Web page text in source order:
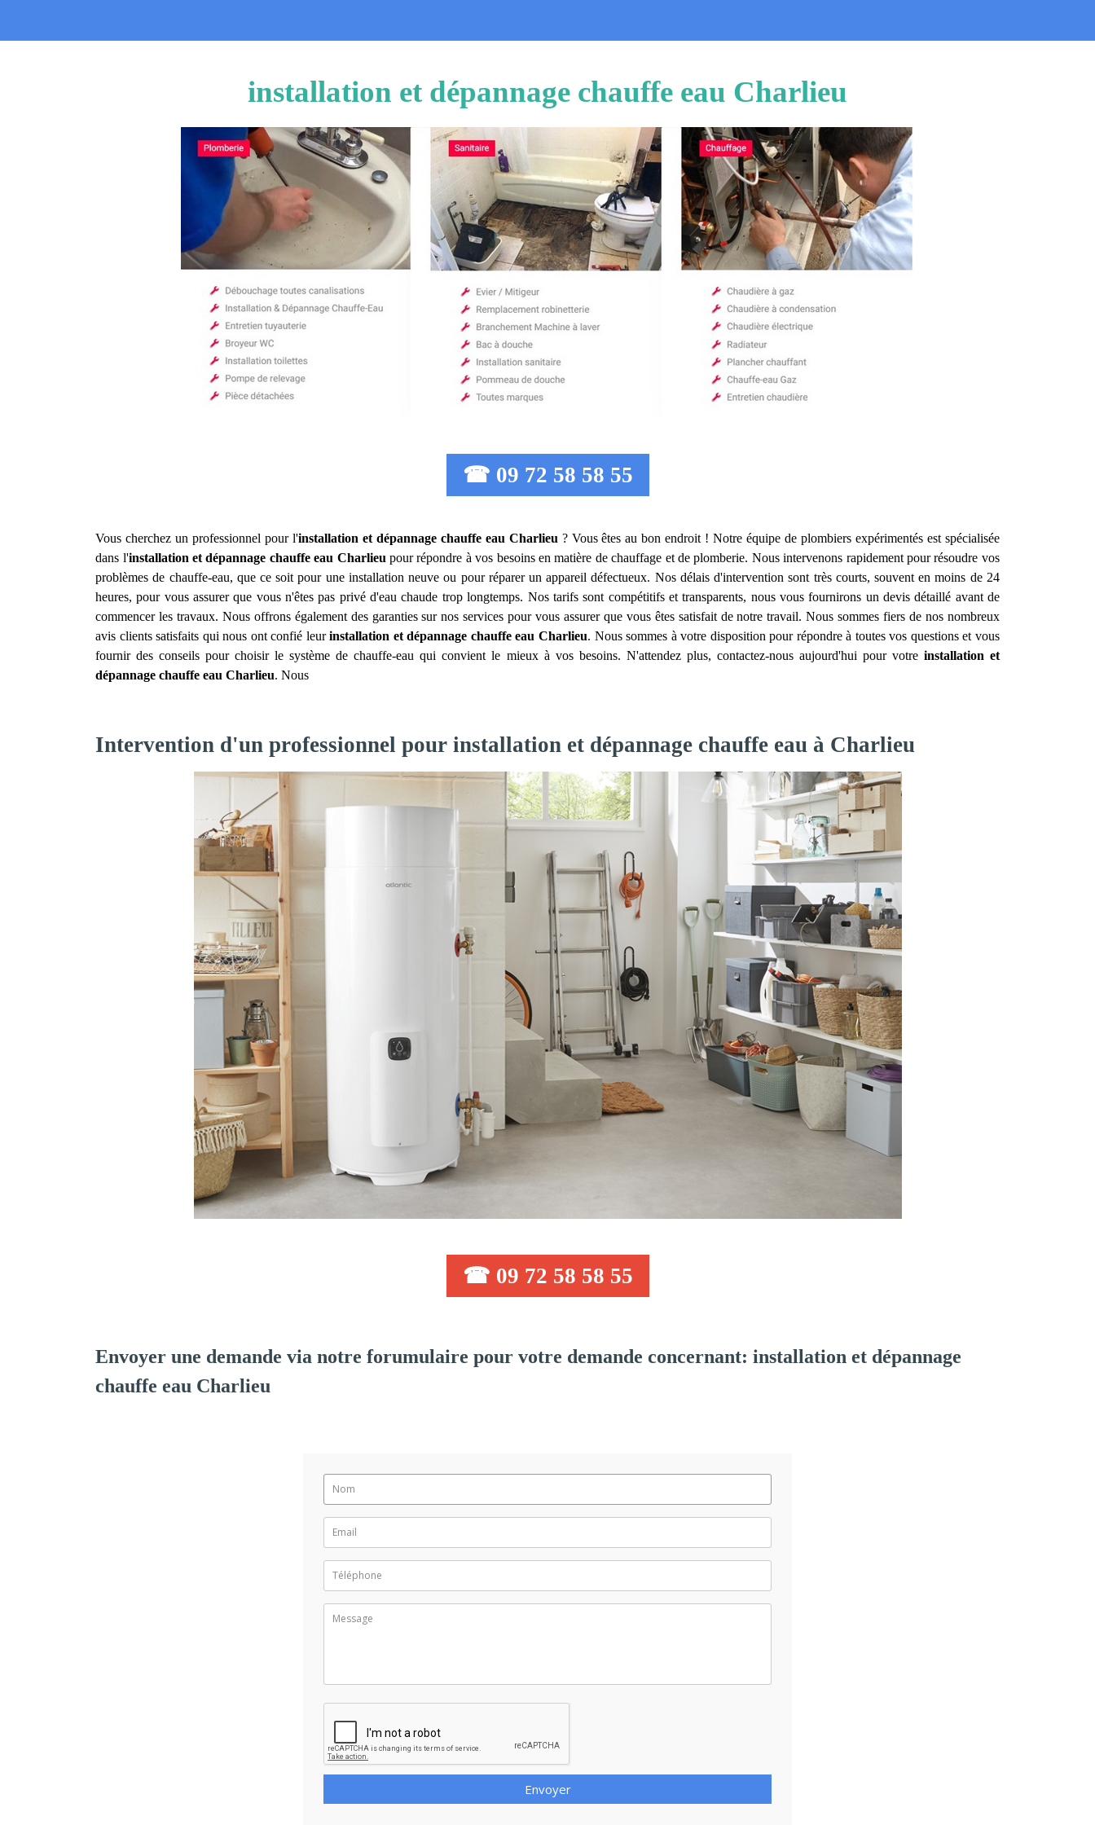
installation et dépannage chauffe eau Charlieu
☎ 09 72 58 58 55
Vous cherchez un professionnel pour l'installation et dépannage chauffe eau Charlieu ? Vous êtes au bon endroit ! Notre équipe de plombiers expérimentés est spécialisée
dans l'installation et dépannage chauffe eau Charlieu pour répondre à vos besoins en matière de chauffage et de plomberie. Nous intervenons rapidement pour résoudre vos
problèmes de chauffe-eau, que ce soit pour une installation neuve ou pour réparer un appareil défectueux. Nos délais d'intervention sont très courts, souvent en moins de 24
heures, pour vous assurer que vous n'êtes pas privé d'eau chaude trop longtemps. Nos tarifs sont compétitifs et transparents, nous vous fournirons un devis détaillé avant de
commencer les travaux. Nous offrons également des garanties sur nos services pour vous assurer que vous êtes satisfait de notre travail. Nous sommes fiers de nos nombreux
avis clients satisfaits qui nous ont confié leurinstallation et dépannage chauffe eau Charlieu. Nous sommes à votre disposition pour répondre à toutes vos questions et vous
fournir des conseils pour choisir le système de chauffe-eau qui convient le mieux à vos besoins. N'attendez plus, contactez-nous aujourd'hui pour votre installation et
dépannage chauffe eau Charlieu. Nous
Intervention d'un professionnel pour installation et dépannage chauffe eau à Charlieu
☎ 09 72 58 58 55
Envoyer une demande via notre forumulaire pour votre demande concernant: installation et dépannage
chauffe eau Charlieu
Envoyer